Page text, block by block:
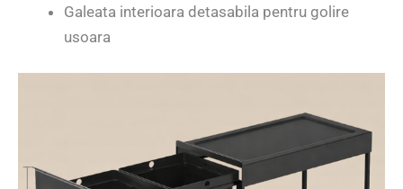
Galeata interioara detasabila pentru golire
usoara